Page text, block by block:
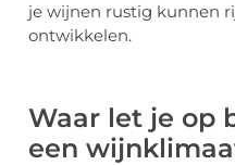
je wijnen rustig kunnen
ontwikkelen.
Waar let je op
een